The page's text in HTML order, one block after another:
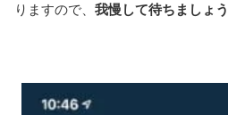
りますので、 我慢して待ちましょう